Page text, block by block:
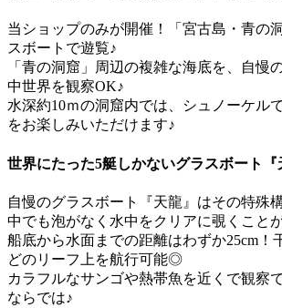
当ショップのみが開催！「宮古島・青の
スボートで遊覧♪
「青の洞窟」周辺の複雑な海底を、自慢
中世界を観察OK♪
水深約10ｍの洞窟内では、シュノーケル
をお楽しみいただけます♪
世界にたった5艇しかないグラスボート『
自慢のグラスボート『天龍』はその特殊
中でも泡がなく水中をクリアに覗くこと
船底から水面までの距離はわずか25cm！
どのリーフ上を航行可能◎
カラフルなサンゴや熱帯魚を近くで観察
ならでは♪